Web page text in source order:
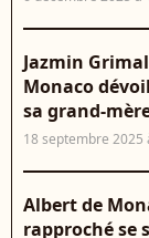
Jazmin
Monaco
sa grand-
18 septembre 2025
Albert de
rapproché se